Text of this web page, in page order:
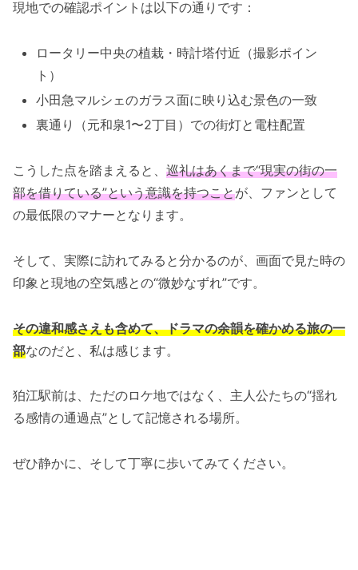
現地での確認ポイントは以下の通りです：
ロータリー中央の植栽・時計塔付近（撮影ポイン
ト）
小田急マルシェのガラス面に映り込む景色の一致
裏通り（元和泉1〜2丁目）での街灯と電柱配置
こうした点を踏まえると、 巡礼はあくまで“現実の街の一
部を借りている”という意識を持つことが、ファンとして
の最低限のマナーとなります。
そして、実際に訪れてみると分かるのが、画面で見た時の
印象と現地の空気感との“微妙なずれ”です。
その違和感さえも含めて、ドラマの余韻を確かめる旅の一
部なのだと、私は感じます。
狛江駅前は、ただのロケ地ではなく、主人公たちの“揺れ
る感情の通過点”として記憶される場所。
ぜひ静かに、そして丁寧に歩いてみてください。